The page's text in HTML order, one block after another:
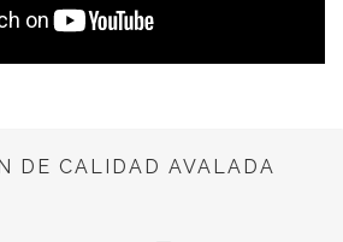
DE CALIDAD AVALADA